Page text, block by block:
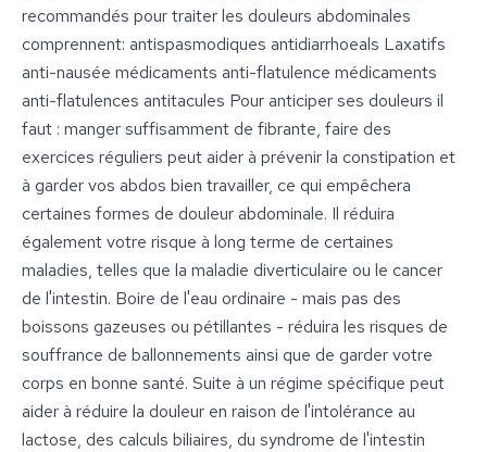
recommandés pour traiter les douleurs abdominales
comprennent: antispasmodiques antidiarrhoeals Laxatifs
anti-nausée médicaments anti-flatulence médicaments
anti-flatulences antitacules Pour anticiper ses douleurs il
faut : manger suffisamment de fibrante, faire des
exercices réguliers peut aider à prévenir la constipation et
à garder vos abdos bien travailler, ce qui empêchera
certaines formes de douleur abdominale. Il réduira
également votre risque à long terme de certaines
maladies, telles que la maladie diverticulaire ou le cancer
de l'intestin. Boire de l'eau ordinaire - mais pas des
boissons gazeuses ou pétillantes - réduira les risques de
souffrance de ballonnements ainsi que de garder votre
corps en bonne santé. Suite à un régime spécifique peut
aider à réduire la douleur en raison de l'intolérance au
lactose, des calculs biliaires, du syndrome de l'intestin